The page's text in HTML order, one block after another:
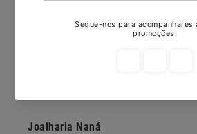
Joalharia Naná